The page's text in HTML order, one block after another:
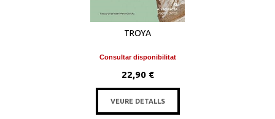
TROYA
Consultar disponibilitat
22,90 €
VEURE DETALLS